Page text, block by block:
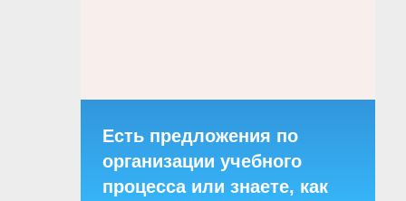
Есть предложения по
организации учебного
процесса или знаете, как